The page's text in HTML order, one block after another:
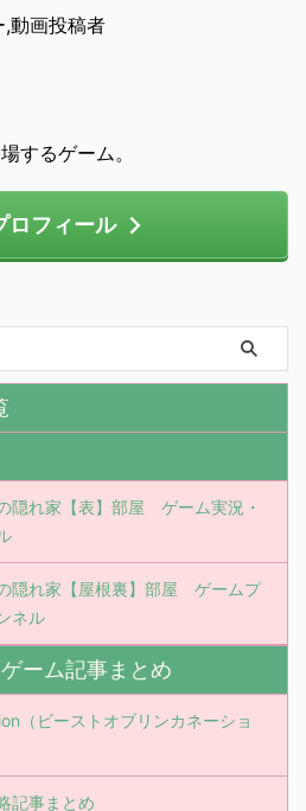
動画投稿者
するゲーム。
ロフィール
隠れ家【表】部屋 ゲーム実況・
隠れ家【屋根裏】部屋 ゲームプ
ネル
ーム記事まとめ
（ビーストオブリンカネーショ
記事まとめ